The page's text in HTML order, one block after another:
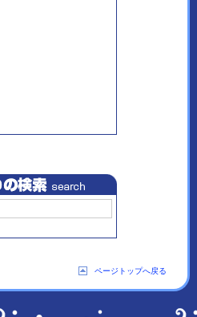
ページトップへ戻る